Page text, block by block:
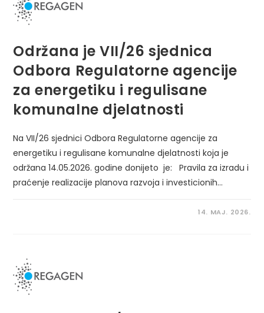
Održana je VII/26 sjednica
Odbora Regulatorne agencije
za energetiku i regulisane
komunalne djelatnosti
Na VII/26 sjednici Odbora Regulatorne agencije za
energetiku i regulisane komunalne djelatnosti koja je
održana 14.05.2026. godine donijeto je: Pravila za izradu i
praćenje realizacije planova razvoja i investicionih…
14. MAJ. 2026.